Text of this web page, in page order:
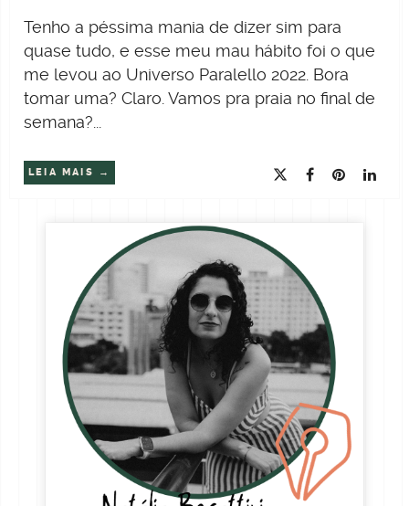
Tenho a péssima mania de dizer sim para
quase tudo, e esse meu mau hábito foi o que
me levou ao Universo Paralello 2022. Bora
tomar uma? Claro. Vamos pra praia no final de
semana?...
LEIA MAIS